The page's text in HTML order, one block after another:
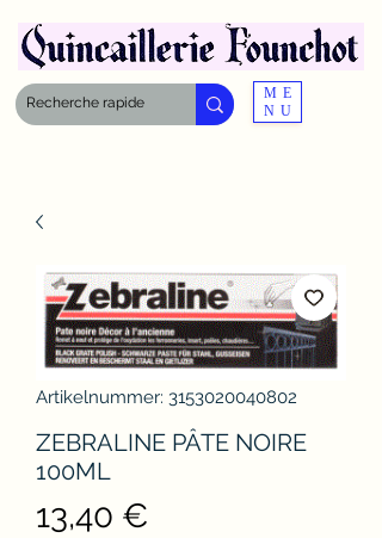
ME
NU
Artikelnummer: 3153020040802
ZEBRALINE PÂTE NOIRE
100ML
13,40 €